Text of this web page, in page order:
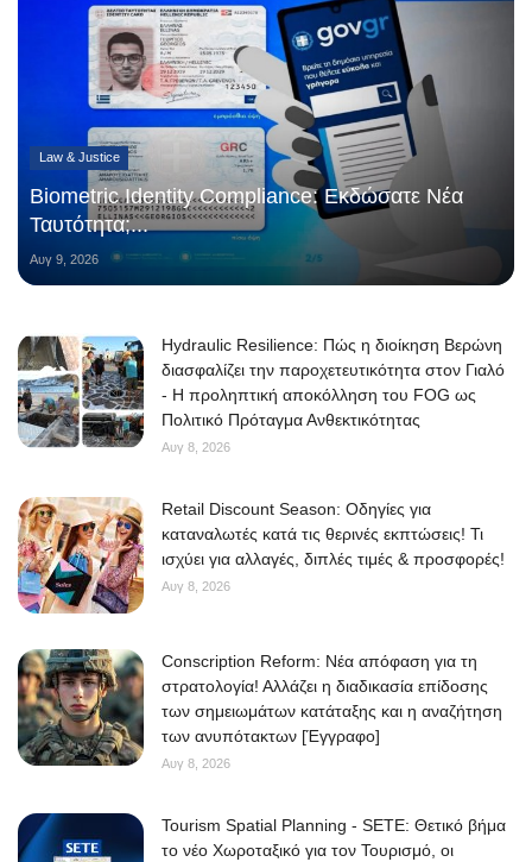
Law & Justice
Biometric Identity Compliance: Εκδώσατε Νέα
Ταυτότητα;...
Αυγ 9, 2026
Hydraulic Resilience: Πώς η διοίκηση Βερώνη
διασφαλίζει την παροχετευτικότητα στον Γιαλό
- Η προληπτική αποκόλληση του FOG ως
Πολιτικό Πρόταγμα Ανθεκτικότητας
Αυγ 8, 2026
Retail Discount Season: Οδηγίες για
καταναλωτές κατά τις θερινές εκπτώσεις! Τι
ισχύει για αλλαγές, διπλές τιμές & προσφορές!
Αυγ 8, 2026
Conscription Reform: Νέα απόφαση για τη
στρατολογία! Αλλάζει η διαδικασία επίδοσης
των σημειωμάτων κατάταξης και η αναζήτηση
των ανυπότακτων [Έγγραφο]
Αυγ 8, 2026
Tourism Spatial Planning - SETE: Θετικό βήμα
το νέο Χωροταξικό για τον Τουρισμό, οι